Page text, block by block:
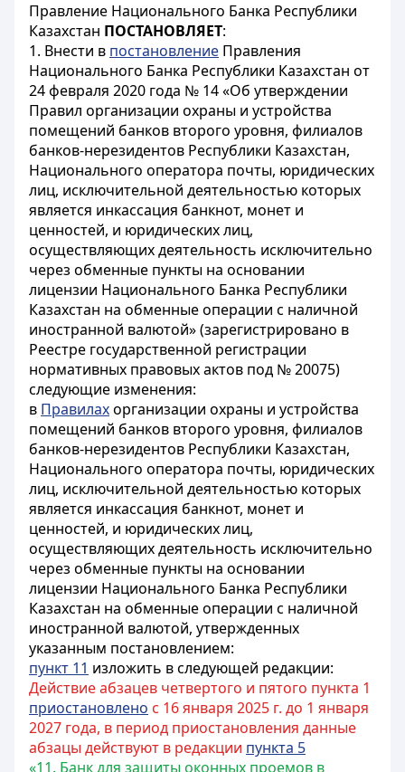
Правление Национального Банка Республики
Казахстан ПОСТАНОВЛЯЕТ:
1. Внести в постановление Правления
Национального Банка Республики Казахстан от
24 февраля 2020 года № 14 «Об утверждении
Правил организации охраны и устройства
помещений банков второго уровня, филиалов
банков-нерезидентов Республики Казахстан,
Национального оператора почты, юридических
лиц, исключительной деятельностью которых
является инкассация банкнот, монет и
ценностей, и юридических лиц,
осуществляющих деятельность исключительно
через обменные пункты на основании
лицензии Национального Банка Республики
Казахстан на обменные операции с наличной
иностранной валютой» (зарегистрировано в
Реестре государственной регистрации
нормативных правовых актов под № 20075)
следующие изменения:
в Правилахорганизации охраны и устройства
помещений банков второго уровня, филиалов
банков-нерезидентов Республики Казахстан,
Национального оператора почты, юридических
лиц, исключительной деятельностью которых
является инкассация банкнот, монет и
ценностей, и юридических лиц,
осуществляющих деятельность исключительно
через обменные пункты на основании
лицензии Национального Банка Республики
Казахстан на обменные операции с наличной
иностранной валютой, утвержденных
указанным постановлением:
пункт 11 изложить в следующей редакции:
Действие абзацев четвертого и пятого пункта 1
приостановлено с 16 января 2025 г. до 1 января
2027 года, в период приостановления данные
абзацы действуют в редакции пункта 5
«11. Банк для защиты оконных проемов в